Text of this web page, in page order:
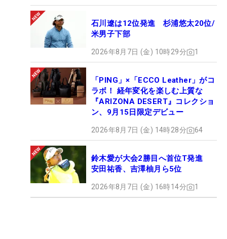
石川遼は12位発進 杉浦悠太20位/
米男子下部
2026年8月7日 (金) 10時29分 1
「PING」×「ECCO Leather」がコ
ラボ！ 経年変化を楽しむ上質な
『ARIZONA DESERT』コレクショ
ン、9月15日限定デビュー
2026年8月7日 (金) 14時28分 64
鈴木愛が大会2勝目へ首位T発進
安田祐香、吉澤柚月ら5位
2026年8月7日 (金) 16時14分 1